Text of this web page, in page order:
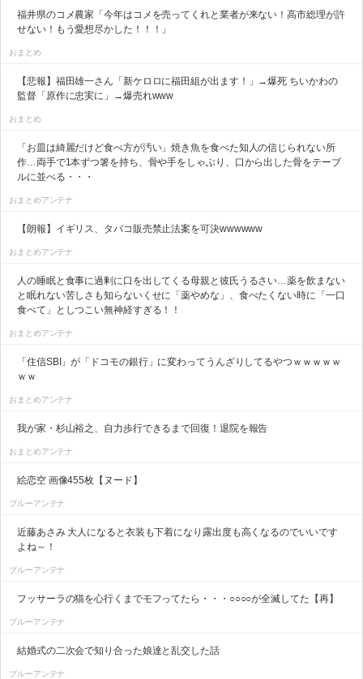
福井県のコメ農家「今年はコメを売ってくれと業者が来ない！高市総理が許
せない！もう愛想尽かした！！！」
おまとめ
【悲報】福田雄一さん「新ケロロに福田組が出ます！」→爆死 ちいかわの
監督「原作に忠実に」→爆売れwww
おまとめ
「お皿は綺麗だけど食べ方が汚い」焼き魚を食べた知人の信じられない所
作…両手で1本ずつ箸を持ち、骨や手をしゃぶり、口から出した骨をテーブ
ルに並べる・・・
おまとめアンテナ
【朗報】イギリス、タバコ販売禁止法案を可決wwwwww
おまとめアンテナ
人の睡眠と食事に過剰に口を出してくる母親と彼氏うるさい…薬を飲まない
と眠れない苦しさも知らないくせに「薬やめな」、食べたくない時に「一口
食べて」としつこい無神経すぎる！！
おまとめアンテナ
「住信SBI」が「ドコモの銀行」に変わってうんざりしてるやつｗｗｗｗｗ
ｗｗ
おまとめアンテナ
我が家・杉山裕之、自力歩行できるまで回復！退院を報告
おまとめアンテナ
絵恋空 画像455枚【ヌード】
ブルーアンテナ
近藤あさみ 大人になると衣装も下着になり露出度も高くなるのでいいです
よね～！
ブルーアンテナ
フッサーラの猫を心行くまでモフってたら・・・○○○○が全滅してた【再】
ブルーアンテナ
結婚式の二次会で知り合った娘達と乱交した話
ブルーアンテナ